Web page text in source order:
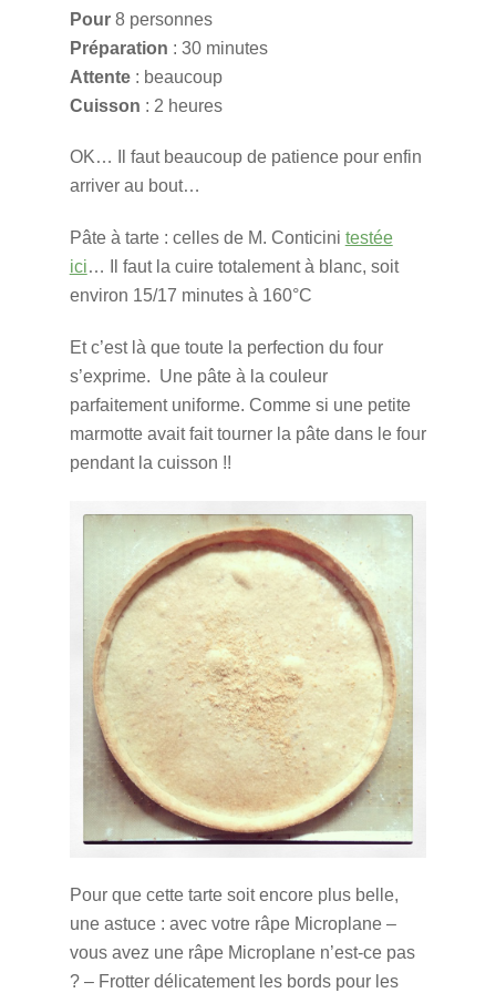
Pour8 personnes
Préparation : 30 minutes
Attente: beaucoup
Cuisson : 2 heures
OK… Il faut beaucoup de patience pour enfin
arriver au bout…
Pâte à tarte : celles de M. Conticini testée
ici… Il faut la cuire totalement à blanc, soit
environ 15/17 minutes à 160°C
Et c’est là que toute la perfection du four
s’exprime. Une pâte à la couleur
parfaitement uniforme. Comme si une petite
marmotte avait fait tourner la pâte dans le four
pendant la cuisson !!
Pour que cette tarte soit encore plus belle,
une astuce : avec votre râpe Microplane –
vous avez une râpe Microplane n’est-ce pas
? – Frotter délicatement les bords pour les